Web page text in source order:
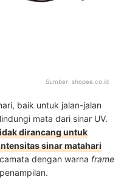
Sumber: shopee.co.id
baik untuk jalan-jalan
mata dari sinar UV.
dirancang untuk
sinar matahari
dengan warna frame